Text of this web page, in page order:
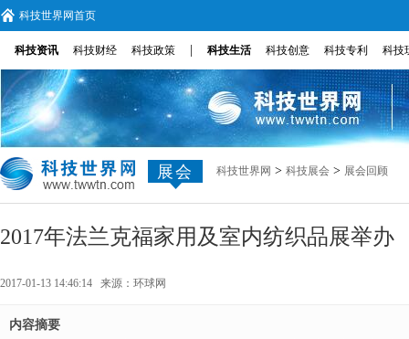
科技世界网首页
科技资讯 科技财经 科技政策 科技生活 科技创意 科技专利 科技
展会 科技世界网 > 科技展会 > 展会回顾
2017年法兰克福家用及室内纺织品展举办
2017-01-13 14:46:14 来源： 环球网
内容摘要